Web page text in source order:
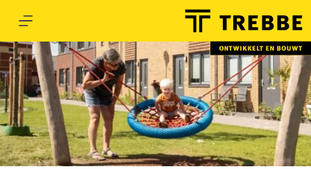
a
a
r
d
e
i
n
h
o
u